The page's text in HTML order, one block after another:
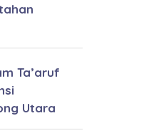
Ta’aruf
Utara